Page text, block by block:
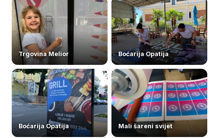
Trgovina Melior Boćarija Opatija
Boćarija Opatija Mali šareni svijet